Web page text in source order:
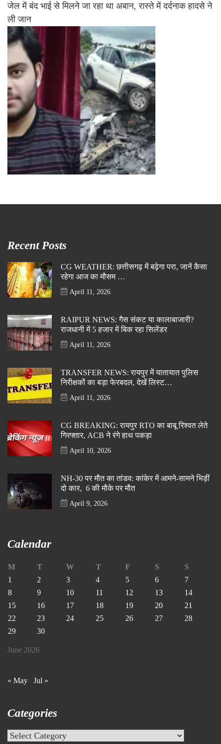
जेल में बंद भाई से मिलने जा रहा था अबान, रास्ते में दर्दनाक हादसे ने
ली जान
Recent Posts
CG WEATHER: छत्तीसगढ़ में बढ़ेगा परा, जानें कैसा
रहेगा आज का मौसम …
April 11, 2026
RAIPUR NEWS: गैस संकट या कालाबाजारी?
राजधानी में 5 हजार में बिक रहा सिलेंडर
April 11, 2026
TRANSFER NEWS: रायपुर में यातायात पुलिस
निरीक्षकों का बड़ा फेरबदल, देखें लिस्ट…
April 11, 2026
CG BREAKING: रायपुर RTO का बाबू रिश्वत लेते
गिरफ्तार, ACB ने रंगे हाथ पकड़ा
April 10, 2026
NH-30 पर मौत का तांडव: कांकेर में आमने-सामने भिड़ीं
दो कार, 6 की मौके पर मौत
April 9, 2026
Calendar
June 2026
M T W T F S
S
1
2 3 4 5 6
7
8
9 10 11 12 13
14
15
16 17 18 19 20
21
22
23 24 25 26 27
28
29
30
« May Jul »
Categories
Categories